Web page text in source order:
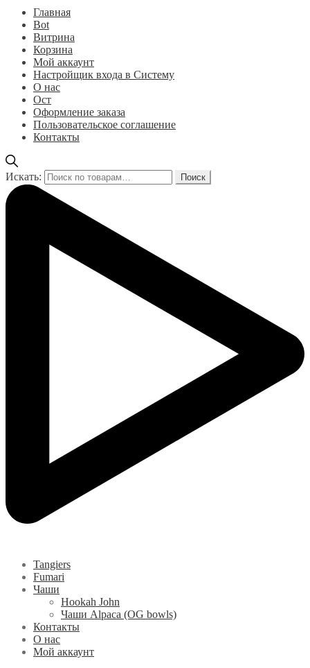
Главная
Bot
Витрина
Корзина
Мой аккаунт
Настройщик входа в Систему
О нас
Ост
Оформление заказа
Пользовательское соглашение
Контакты
Искать: Поиск
Tangiers
Fumari
Чаши
Hookah John
Чаши Alpaca (OG bowls)
Контакты
О нас
Мой аккаунт